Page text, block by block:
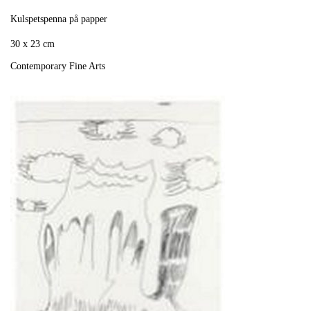
Kulspetspenna på papper
30 x 23 cm
Contemporary Fine Arts